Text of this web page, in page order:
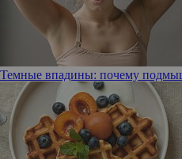
Темные впадины: почему